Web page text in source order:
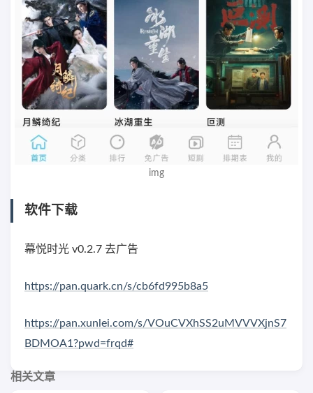
img
软件下载
幕悦时光 v0.2.7 去广告
https://pan.quark.cn/s/cb6fd995b8a5
https://pan.xunlei.com/s/VOuCVXhSS2uMVVVXjnS7
BDMOA1?pwd=frqd#
相关文章